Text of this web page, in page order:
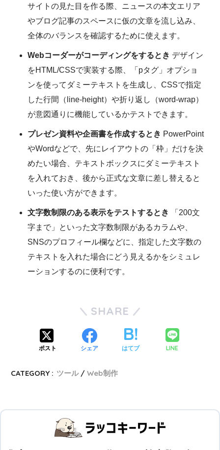
サイトの見た目を作る際、ニュースの本文エリア
やブログ記事のスペースに仮の文章を流し込み、
全体のバランスを確認するために使えます。
Webコーダーがコーディングをするとき デザイン
をHTML/CSSで実装する際、「pタグ」オプショ
ンを使ってダミーテキストを生成し、CSSで指定
した行間（line-height）や折り返し（word-wrap）
が意図通りに機能しているかテストできます。
プレゼン資料や企画書を作成するとき PowerPoint
やWordなどで、先にレイアウトの「枠」だけを決
めたい場合、テキストボックスにダミーテキスト
を入れておき、後から正式な文章に差し替えると
いった使い方ができます。
文字数制限のある表示をテストするとき
「200文
字まで」といった文字数制限があるカラムや、
SNSのプロフィール欄などに、指定した文字数の
テキストを入れた場合にどう見えるかをシミュレ
ーションするのに便利です。
SHARE
ポスト シェア はてブ LINE
CATEGORY : ツール Web制作